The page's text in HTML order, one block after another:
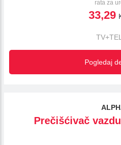
rata za
33,29
Pogledaj
Prečišćivač